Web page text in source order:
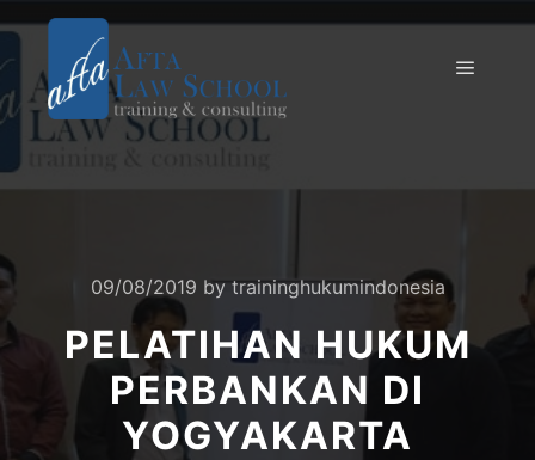
09/08/2019 by traininghukumindonesia
PELATIHAN HUKUM
PERBANKAN DI
YOGYAKARTA